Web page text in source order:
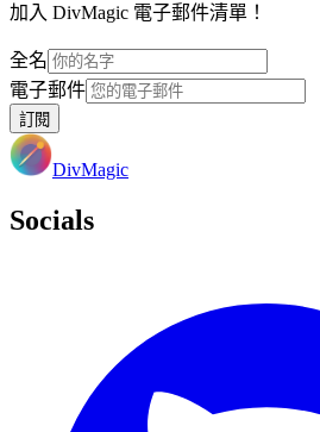
加入 DivMagic 電子郵件清單！
全名
電子郵件
訂閱
DivMagic
Socials